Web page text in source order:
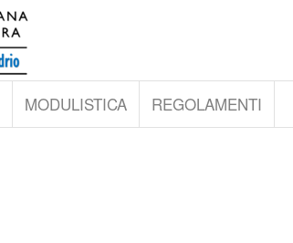
MODULISTICA REGOLAMENTI